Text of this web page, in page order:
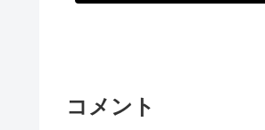
コメント